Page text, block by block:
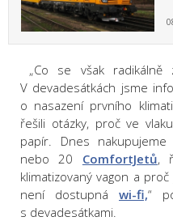
„Co se však radikálně
V devadesátkách jsme
o nasazení prvního
řešili otázky, proč ve
papír. Dnes
nebo 20 ComfortJetů,
klimatizovaný vagon a
není dostupná wi-fi,“ p
s devadesátkami.